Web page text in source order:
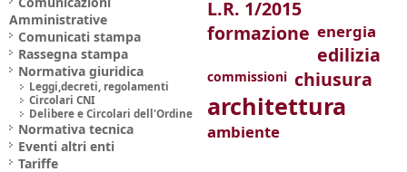
Amministrative
Comunicati stampa
Rassegna stampa
Normativa giuridica
Leggi,decreti, regolamenti
Circolari CNI
Delibere e Circolari dell'Ordine
Normativa tecnica
Eventi altri enti
Tariffe
L.R. 1/2015
formazione energia
edilizia
commissioni chiusura
architettura
ambiente